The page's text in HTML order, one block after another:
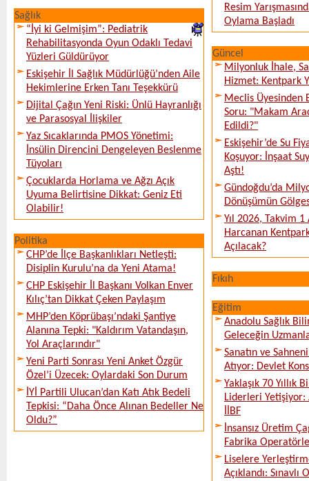
Sağlık
“İyi ki Gelmişim”: Pediatrik
Rehabilitasyonda Oyun Odaklı Tedavi
Yüzleri Güldürüyor
Eskişehir İl Sağlık Müdürlüğü’nden Aile
Hekimlerine Erken Tanı Teşekkürü
Dijital Çağın Yeni Riski: Ünlü Hayranlığı
ve Parasosyal İlişkiler
Yaz Sıcaklarında PMOS Yönetimi:
İnsülin Direncini Dengeleyen Beslenme
Tüyoları
Çocuklarda Horlama ve Ağzı Açık
Uyuma Belirtisine Dikkat: Geniz Eti
Olabilir!
Politika
CHP’de İlçe Başkanlıkları Netleşti:
Disiplin Kurulu’na da Yeni Atama!
CHP Eskişehir İl Başkanı Volkan Enver
Kılıç’tan Dikkat Çeken Paylaşım
MHP’den Köprübaşı’ndaki Şantiye
Alanına Tepki: "Kaldırım Vatandaşın,
Yol Araçlarındır"
Yeni Parti Sonrası Yeni Anket Özgür
Özel’i Üzecek: Oylardaki Son Durum
İYİ Partili Ulucan’dan Katı Atık Bedeli
Tepkisi: “Daha Önce Alınan Bedeller Ne
Oldu?”
Resim
Oylama Başladı
Güncel
Milyonluk İhale,
Hizmet: Kentpark
Meclis Üyesinden
Soru: "Makam
Edildi?"
Eskişehir’de Su
Koşuyor: İnşaat
Aştı!
Gündoğdu’da
Dönüşümün
Yıl 2026, Takvim
Harcanan
Açılacak?
Fıkıh
Eğitim
Anadolu Sağlık
Geleceğin
Sanatın ve
Atıyor: Devlet
Yaklaşık 70 Yıllık
Liderleri
İİBF
İnsansız Üretim
Fabrika
Liselere
Açıklandı: